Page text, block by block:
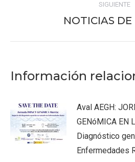
SIGUIENTE
NOTICIAS DE
Información
Aval AEGH:
GENóMICA EN
Diagnóstico
Enfermedades